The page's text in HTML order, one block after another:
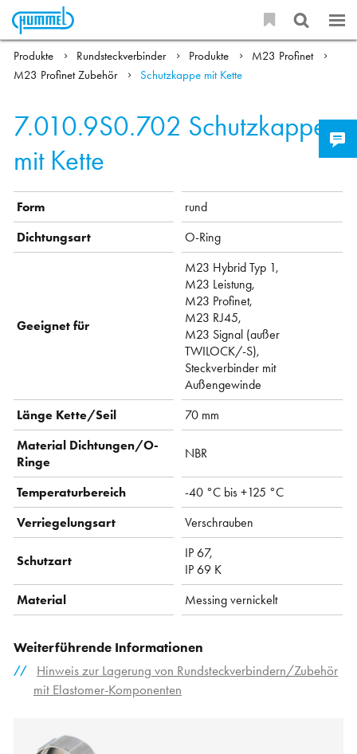
Produkte Rundsteckverbinder Produkte
M23 Profinet
M23 Profinet Zubehör
Schutzkappe mit Kette
7.010.9S0.702 Schutzkappe
mit Kette
Form
rund
Dichtungsart
O-Ring
Geeignet für
M23 Hybrid Typ 1,
M23 Leistung,
M23 Profinet,
M23 RJ45,
M23 Signal (außer
TWILOCK/-S),
Steckverbinder mit
Außengewinde
Länge Kette/Seil
70 mm
Material Dichtungen/O-
Ringe
NBR
Temperaturbereich
-40 °C bis +125 °C
Verriegelungsart
Verschrauben
Schutzart
IP 67,
IP 69 K
Material
Messing vernickelt
Weiterführende Informationen
Hinweis zur Lagerung von Rundsteckverbindern/Zubehör
mit Elastomer-Komponenten